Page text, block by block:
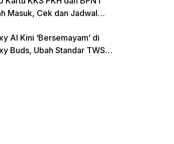
Masuk, Cek dan Jadwal
AI Kini ‘Bersemayam’ di
Buds, Ubah Standar TWS